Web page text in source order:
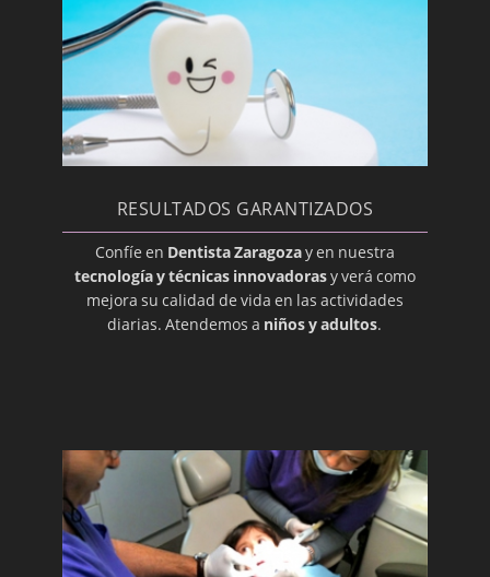
Blanqueado
Bolsa periodontal
Bonding
Cariadura (picadura)
Caries
Caries Radicular
Cariogénico
Cavidad Pulpar
Cúspide
Dentición
Dentición
Dentina
RESULTADOS GARANTIZADOS
Confíe en Dentista Zaragozay en nuestra
tecnología y técnicas innovadorasy verá como
mejora su calidad de vida en las actividades
diarias. Atendemos a niños y adultos.